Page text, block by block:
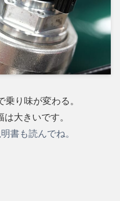
乗り味が変わる。
大きいです。
書も読んでね。